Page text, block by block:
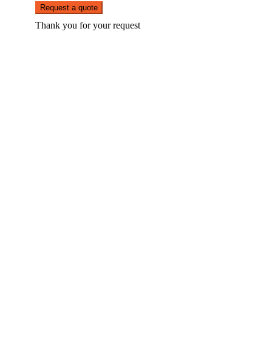
Request a quote
Thank you for your request